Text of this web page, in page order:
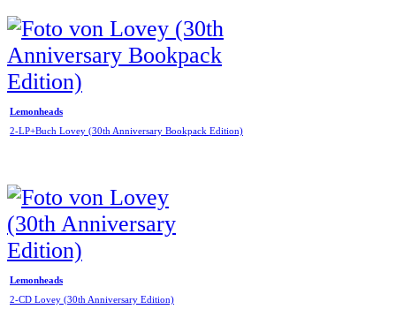
Lemonheads
2-LP+Buch Lovey (30th Anniversary Bookpack Edition)
Lemonheads
2-CD Lovey (30th Anniversary Edition)